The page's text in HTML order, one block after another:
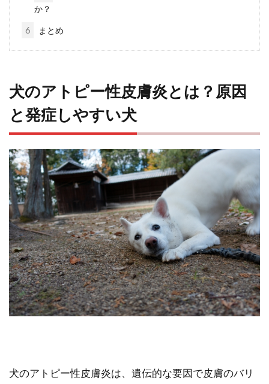
か？
6 まとめ
犬のアトピー性皮膚炎とは？原因
と発症しやすい犬
犬のアトピー性皮膚炎は、遺伝的な要因で皮膚のバリ